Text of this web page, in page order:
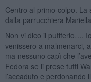
Centro al primo colpo. La
dalla parrucchiera
Non vi dico il putiferio….
venissero a malmenarci,
ma nessuno capì che
Fedora se li prese tutti
l’accaduto e perdonando